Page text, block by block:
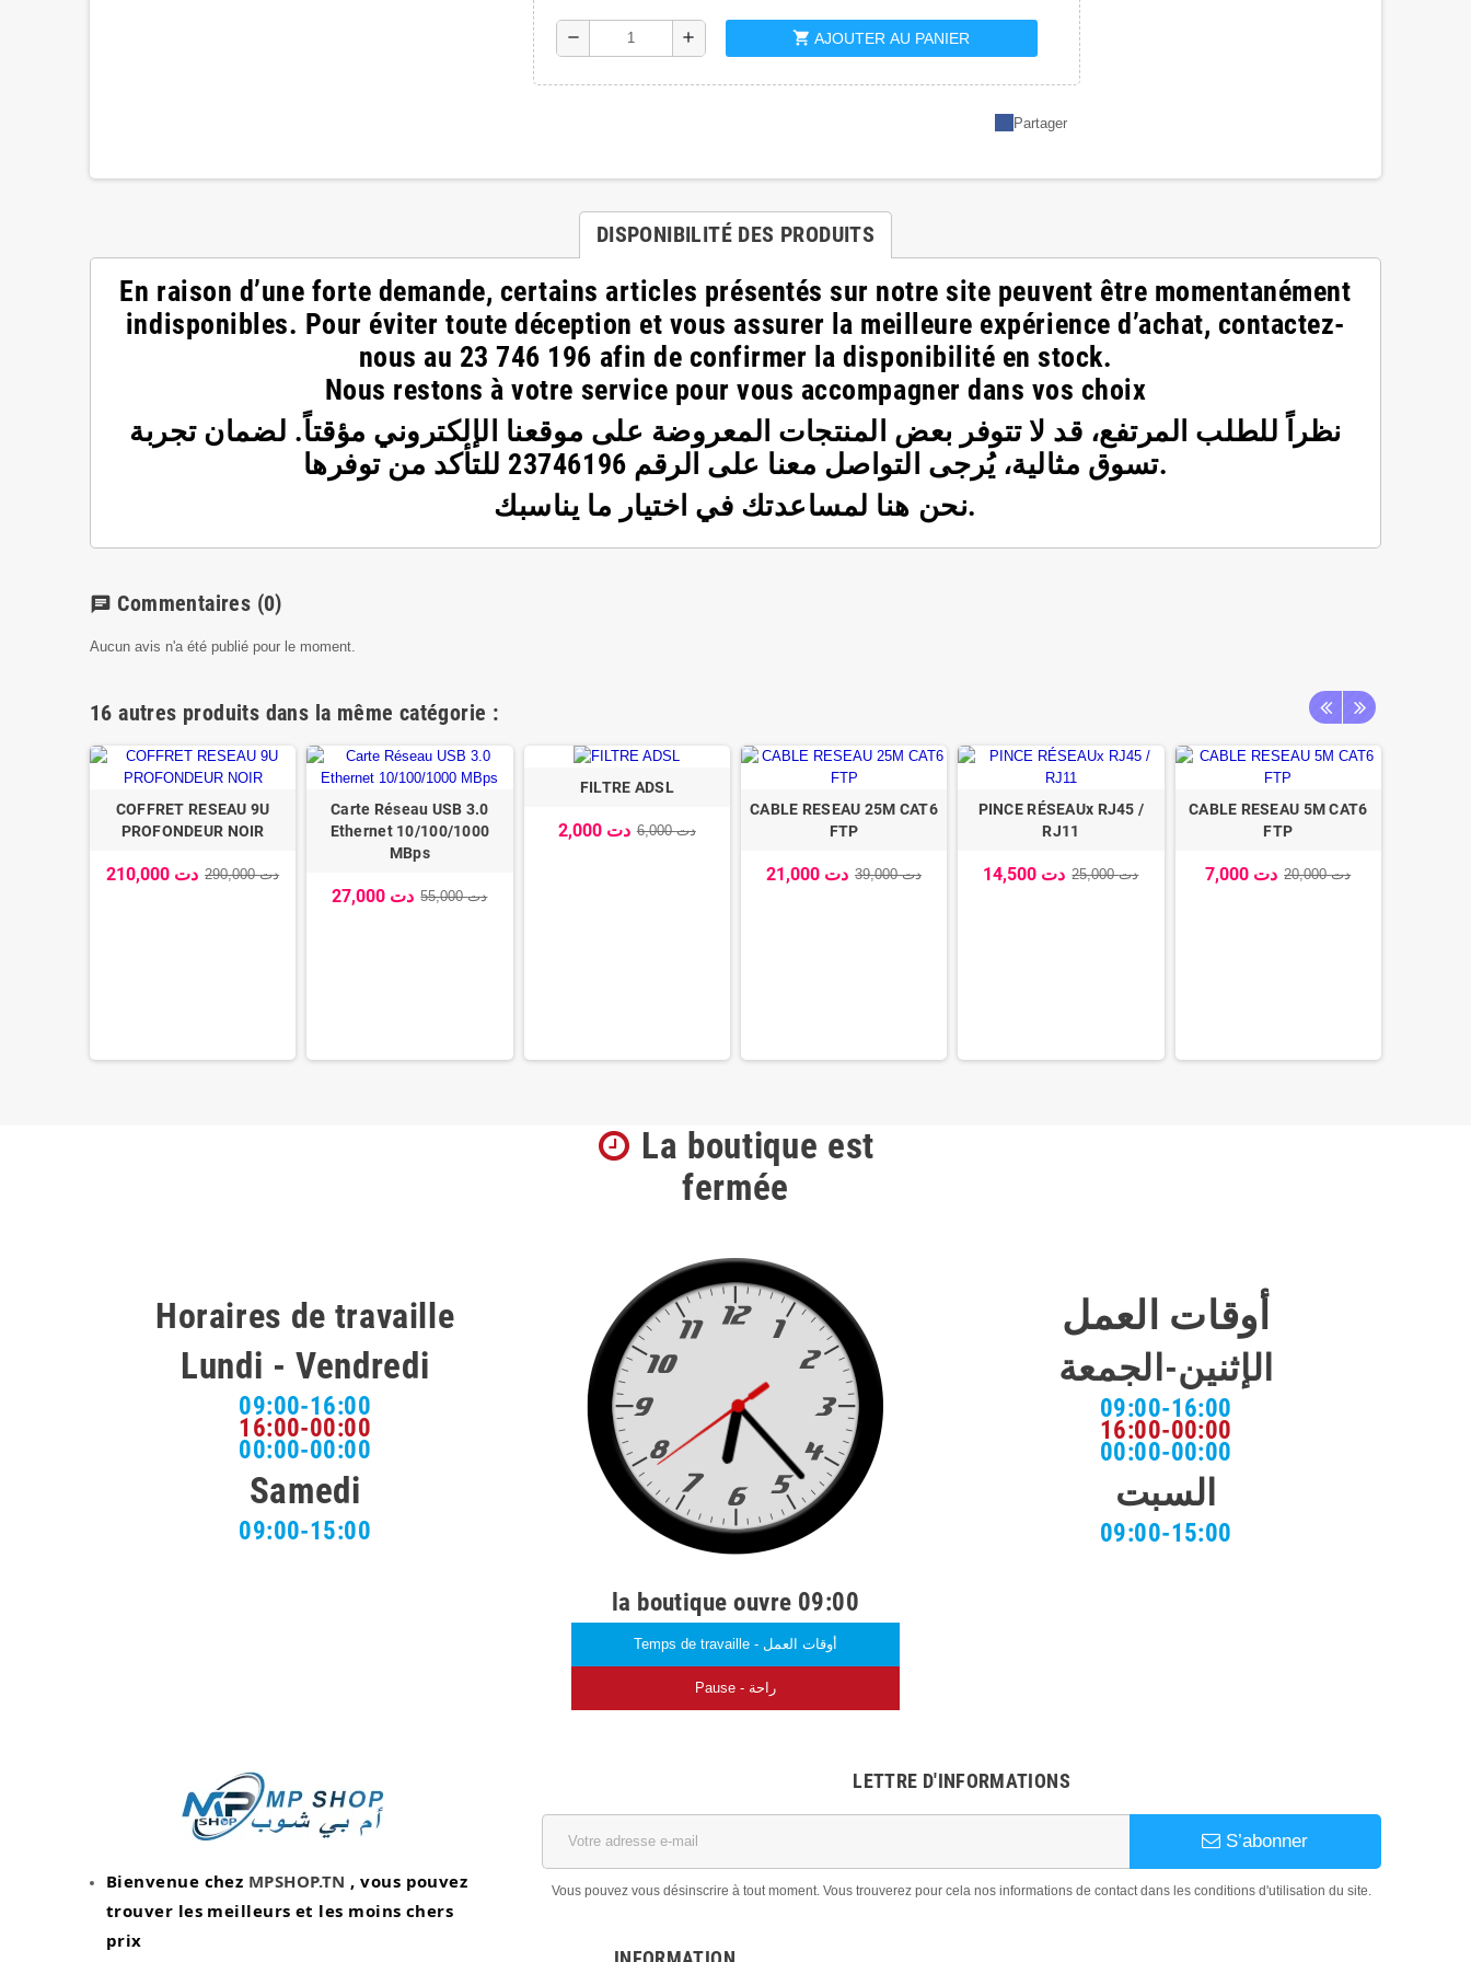
remove add shopping_cart AJOUTER AU PANIER
Partager
DISPONIBILITÉ DES PRODUITS
En raison d’une forte demande, certains articles présentés sur notre site peuvent être momentanément
indisponibles. Pour éviter toute déception et vous assurer la meilleure expérience d’achat, contactez-
nous au 23 746 196 afin de confirmer la disponibilité en stock.
Nous restons à votre service pour vous accompagner dans vos choix
نظراً للطلب المرتفع، قد لا تتوفر بعض المنتجات المعروضة على موقعنا الإلكتروني مؤقتاً. لضمان تجربة
تسوق مثالية، يُرجى التواصل معنا على الرقم 23746196 للتأكد من توفرها.
نحن هنا لمساعدتك في اختيار ما يناسبك.
chat Commentaires (0)
Aucun avis n'a été publié pour le moment.
16 autres produits dans la même catégorie :
COFFRET RESEAU 9U
PROFONDEUR NOIR
210,000 دت 290,000 دت
Carte Réseau USB 3.0
Ethernet 10/100/1000
MBps
27,000 دت 55,000 دت
FILTRE ADSL
2,000 دت 6,000 دت
CABLE RESEAU 25M CAT6
FTP
21,000 دت 39,000 دت
PINCE RÉSEAUx RJ45 /
RJ11
14,500 دت 25,000 دت
CABLE RESEAU 5M CAT6
FTP
7,000 دت 20,000 دت
Horaires de travaille
Lundi - Vendredi
09:00-16:00
16:00-00:00
00:00-00:00
Samedi
09:00-15:00
La boutique est
fermée
la boutique ouvre 09:00
Temps de travaille - أوقات العمل
Pause - راحة
أوقات العمل
الإثنين-الجمعة
09:00-16:00
16:00-00:00
00:00-00:00
السبت
09:00-15:00
Bienvenue chez MPSHOP.TN , vous pouvez
trouver les meilleurs et les moins chers
prix
LETTRE D'INFORMATIONS
S’abonner
Vous pouvez vous désinscrire à tout moment. Vous trouverez pour cela nos informations de contact dans les conditions d'utilisation du site.